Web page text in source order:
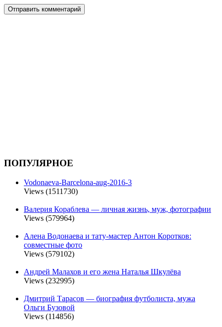
ПОПУЛЯРНОЕ
Vodonaeva-Barcelona-aug-2016-3
Views (1511730)
Валерия Кораблева — личная жизнь, муж, фотографии
Views (579964)
Алена Водонаева и тату-мастер Антон Коротков:
совместные фото
Views (579102)
Андрей Малахов и его жена Наталья Шкулёва
Views (232995)
Дмитрий Тарасов — биография футболиста, мужа
Ольги Бузовой
Views (114856)